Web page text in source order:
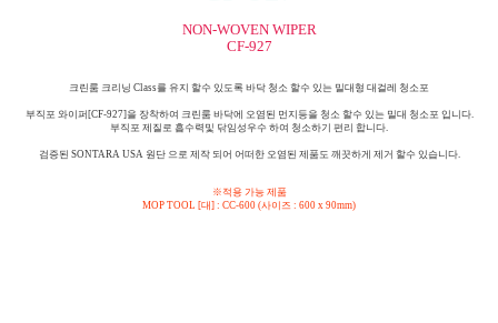
NON-WOVEN WIPER
CF-927
크린룸 크리닝 Class를 유지 할수 있도록 바닥 청소 할수 있는 밀대형 대걸레 청소포
부직포 와이퍼[CF-927]을 장착하여 크린룸 바닥에 오염된 먼지등을 청소 할수 있는 밀대 청소포 입니다.
부직포 제질로 흡수력및 닦임성우수 하여 청소하기 편리 합니다.
검증된 SONTARA USA 원단 으로 제작 되어 어떠한 오염된 제품도 깨끗하게 제거 할수 있습니다.
※적용 가능 제품
MOP TOOL [대] : CC-600 (사이즈 : 600 x 90mm)